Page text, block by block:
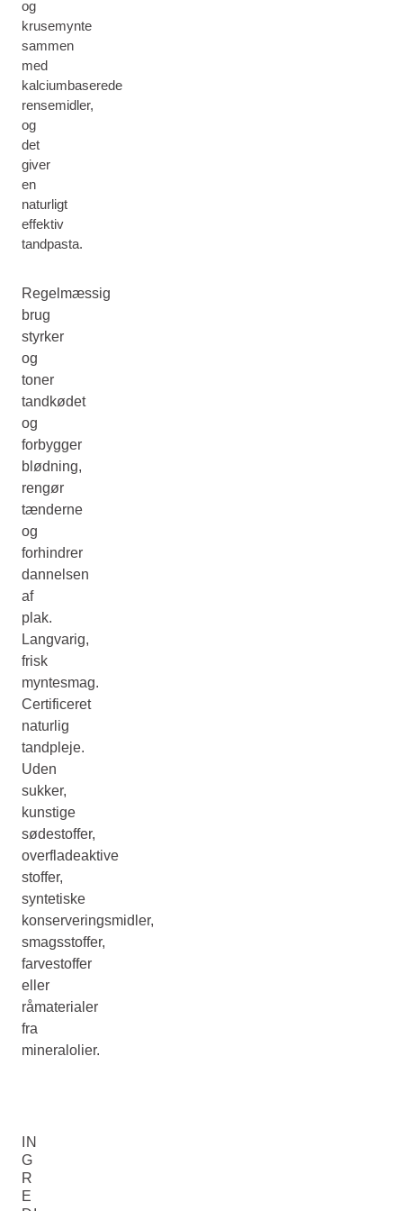
og
krusemynte
sammen
med
kalciumbaserede
rensemidler,
og
det
giver
en
naturligt
effektiv
tandpasta.
Regelmæssig
brug
styrker
og
toner
tandkødet
og
forbygger
blødning,
rengør
tænderne
og
forhindrer
dannelsen
af
plak.
Langvarig,
frisk
myntesmag.
Certificeret
naturlig
tandpleje.
Uden
sukker,
kunstige
sødestoffer,
overfladeaktive
stoffer,
syntetiske
konserveringsmidler,
smagsstoffer,
farvestoffer
eller
råmaterialer
fra
mineralolier.
IN
G
R
E